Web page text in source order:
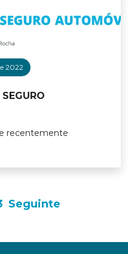
2022
recentemente
Seguinte